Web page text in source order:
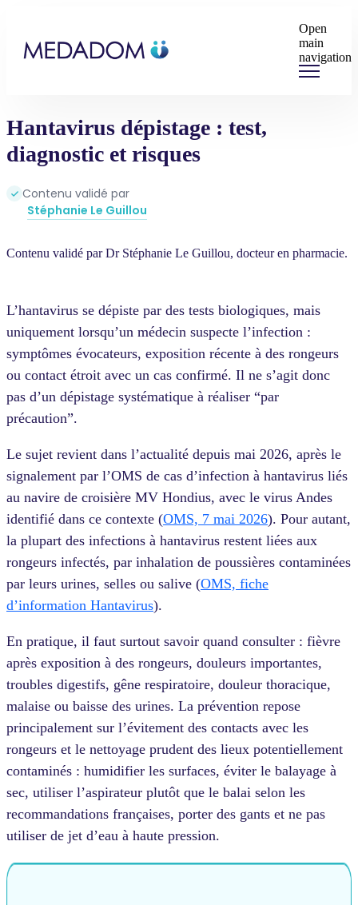
Open
main
navigation
Hantavirus dépistage : test,
diagnostic et risques
Contenu validé par
Stéphanie Le Guillou
Contenu validé par Dr Stéphanie Le Guillou, docteur en pharmacie.
L’hantavirus se dépiste par des tests biologiques, mais
uniquement lorsqu’un médecin suspecte l’infection :
symptômes évocateurs, exposition récente à des rongeurs
ou contact étroit avec un cas confirmé. Il ne s’agit donc
pas d’un dépistage systématique à réaliser “par
précaution”.
Le sujet revient dans l’actualité depuis mai 2026, après le
signalement par l’OMS de cas d’infection à hantavirus liés
au navire de croisière MV Hondius, avec le virus Andes
identifié dans ce contexte (OMS, 7 mai 2026). Pour autant,
la plupart des infections à hantavirus restent liées aux
rongeurs infectés, par inhalation de poussières contaminées
par leurs urines, selles ou salive (OMS, fiche
d’information Hantavirus).
En pratique, il faut surtout savoir quand consulter : fièvre
après exposition à des rongeurs, douleurs importantes,
troubles digestifs, gêne respiratoire, douleur thoracique,
malaise ou baisse des urines. La prévention repose
principalement sur l’évitement des contacts avec les
rongeurs et le nettoyage prudent des lieux potentiellement
contaminés : humidifier les surfaces, éviter le balayage à
sec, utiliser l’aspirateur plutôt que le balai selon les
recommandations françaises, porter des gants et ne pas
utiliser de jet d’eau à haute pression.